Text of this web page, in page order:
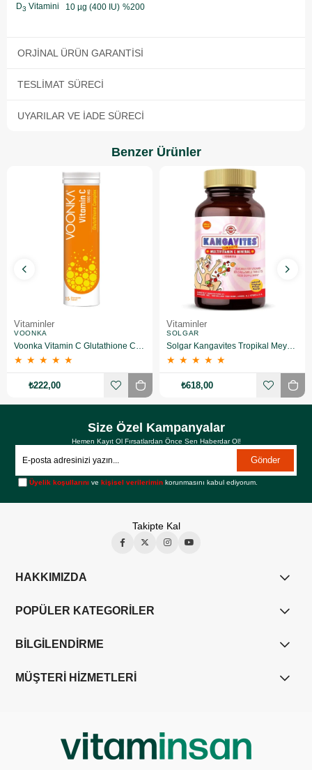
D3 Vitamini 10 µg (400 IU) %200
ORJINAL ÜRÜN GARANTISI
TESLIMAT SÜRECI
UYARILAR VE İADE SÜRECI
Benzer Ürünler
Vitaminler
VOONKA
★ ★ ★ ★ ★
₺222,00
Vitaminler
SOLGAR
★ ★ ★ ★ ★
₺618,00
Size Özel Kampanyalar
Hemen Kayıt Ol Fırsatlardan Önce Sen Haberdar Ol!
Gönder
Üyelik koşullarını vekişisel verilerimin korunmasını kabul ediyorum.
Takipte Kal
HAKKIMIZDA
POPÜLER KATEGORİLER
BİLGİLENDİRME
MÜŞTERİ HİZMETLERİ